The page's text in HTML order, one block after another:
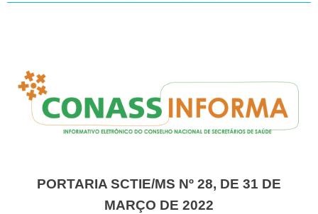
PORTARIA SCTIE/MS Nº 28, DE 31 DE
MARÇO DE 2022